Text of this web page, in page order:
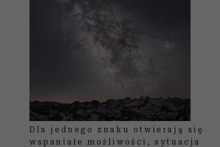
Dla jednego znaku otwierają się
wspaniałe możliwości, sytuacja